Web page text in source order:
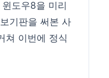
도우8을 미리
기판을 써본 사
쳐 이번에 정식